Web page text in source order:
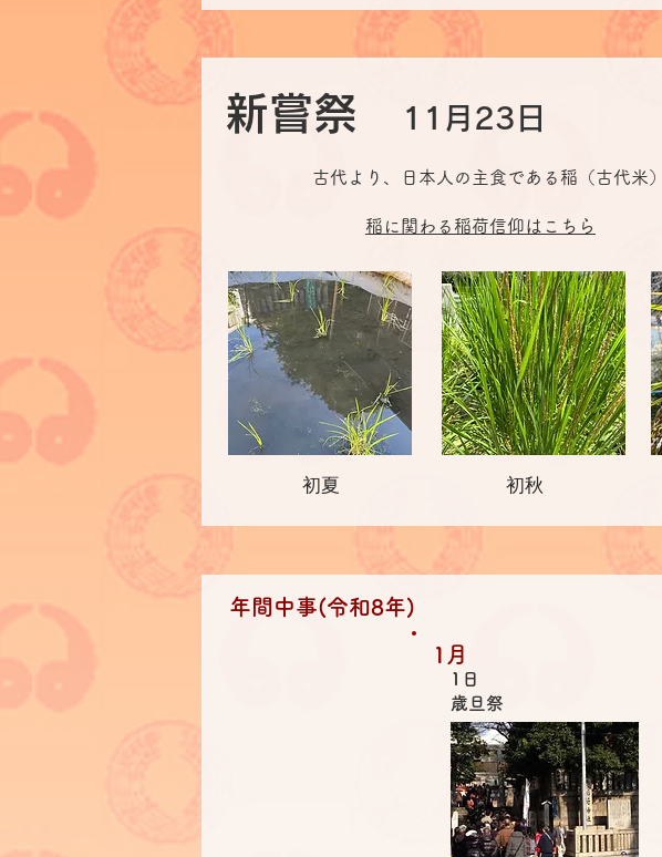
新嘗祭 11月23日
古代より、日本人の主食である稲（古代米
稲に関わる稲荷信仰はこちら
初夏 初秋
年間中事(令和8年)
1日
1月
歳旦祭